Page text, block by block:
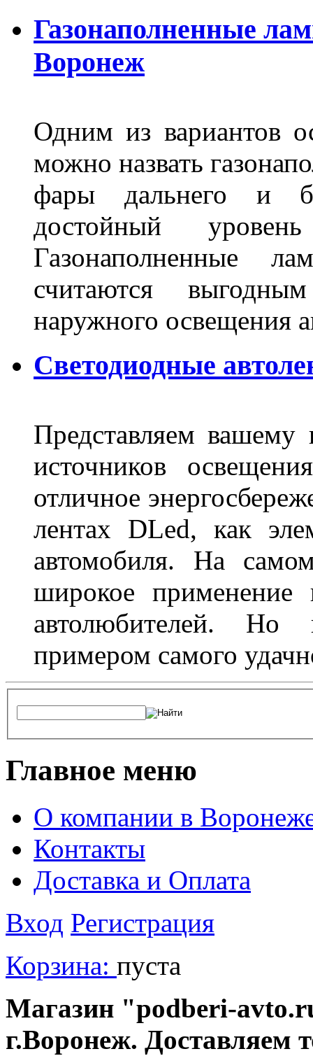
Газонаполненные
Воронеж
Одним из вариантов
можно назвать
фары дальнего и
достойный
Газонаполненные
считаются
наружного освещения
Светодиодные
Представляем
источников
отличное
лентах DLed, как
автомобиля. На
широкое
автолюбителей. Но
примером самого
Главное меню
О компании в
Контакты
Доставка и Оплата
Вход Регистрация
Корзина: пуста
Магазин "podberi-
г.Воронеж. Доставляем